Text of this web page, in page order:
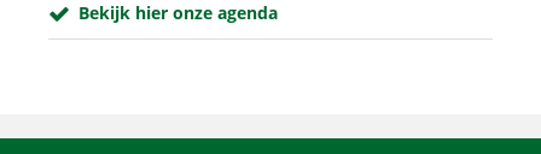
Bekijk hier onze agenda